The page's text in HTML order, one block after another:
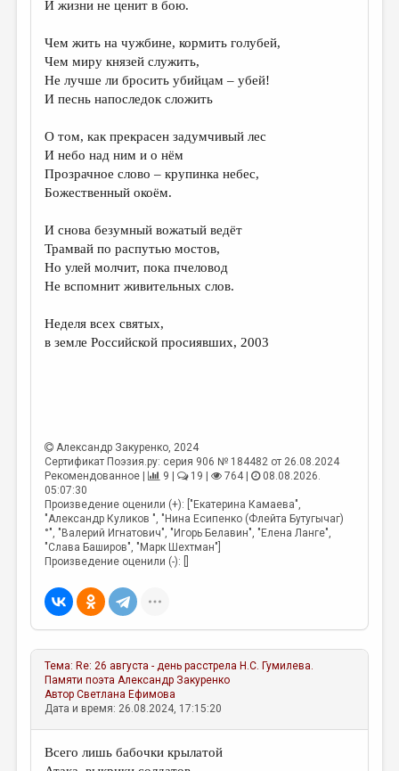
И жизни не ценит в бою.
Чем жить на чужбине, кормить голубей,
Чем миру князей служить,
Не лучше ли бросить убийцам – убей!
И песнь напоследок сложить
О том, как прекрасен задумчивый лес
И небо над ним и о нём
Прозрачное слово – крупинка небес,
Божественный окоём.
И снова безумный вожатый ведёт
Трамвай по распутью мостов,
Но улей молчит, пока пчеловод
Не вспомнит живительных слов.
Неделя всех святых,
в земле Российской просиявших, 2003
Александр Закуренко, 2024
Сертификат Поэзия.ру: серия 906 № 184482 от 26.08.2024
Рекомендованное |
9 | 19 | 764 |
08.08.2026.
05:07:30
Произведение оценили (+): ["Екатерина Камаева",
"Александр Куликов ", "Нина Есипенко (Флейта Бутугычаг)
°", "Валерий Игнатович", "Игорь Белавин", "Елена Ланге",
"Слава Баширов", "Марк Шехтман"]
Произведение оценили (-): []
Тема: Re: 26 августа - день расстрела Н.С. Гумилева.
Памяти поэта Александр Закуренко
АвторСветлана Ефимова
Дата и время: 26.08.2024, 17:15:20
Всего лишь бабочки крылатой